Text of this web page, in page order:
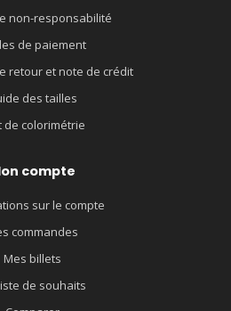
non-responsabilité
de paiement
retour et note de crédit
des tailles
de colorimétrie
compte
sur le compte
commandes
Mes billets
de souhaits